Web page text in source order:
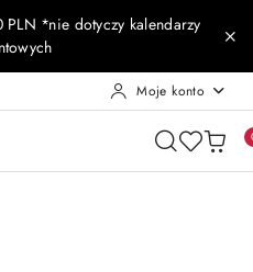
*nie dotyczy kalendarzy
Moje konto